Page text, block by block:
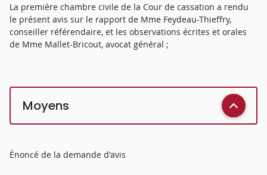
La première chambre civile de la Cour de cassation a rendu
le présent avis sur le rapport de Mme Feydeau-Thieffry,
conseiller référendaire, et les observations écrites et orales
de Mme Mallet-Bricout, avocat général ;
Moyens
Énoncé de la demande d'avis